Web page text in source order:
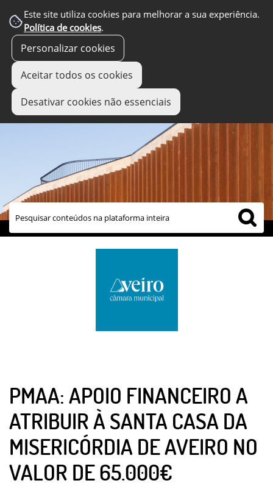
Este site utiliza cookies para melhorar a sua experiência.
Política de cookies.
Personalizar cookies
Aceitar todos os cookies
Desativar cookies não essenciais
links úteis
PMAA: APOIO FINANCEIRO A
ATRIBUIR À SANTA CASA DA
MISERICÓRDIA DE AVEIRO NO
VALOR DE 65.000€